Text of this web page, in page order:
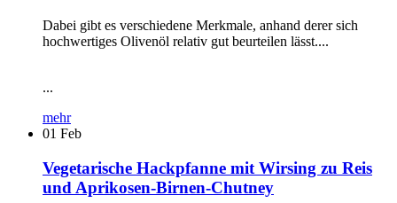
Dabei gibt es verschiedene Merkmale, anhand derer sich
hochwertiges Olivenöl relativ gut beurteilen lässt....
...
mehr
01 Feb
Vegetarische Hackpfanne mit Wirsing zu Reis
und Aprikosen-Birnen-Chutney